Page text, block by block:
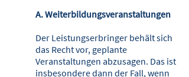
A. Weiterbildungsveranstaltungen
Der Leistungserbringer behält sich
das Recht vor, geplante
Veranstaltungen ab­zusagen. Das ist
insbesondere dann der Fall, wenn